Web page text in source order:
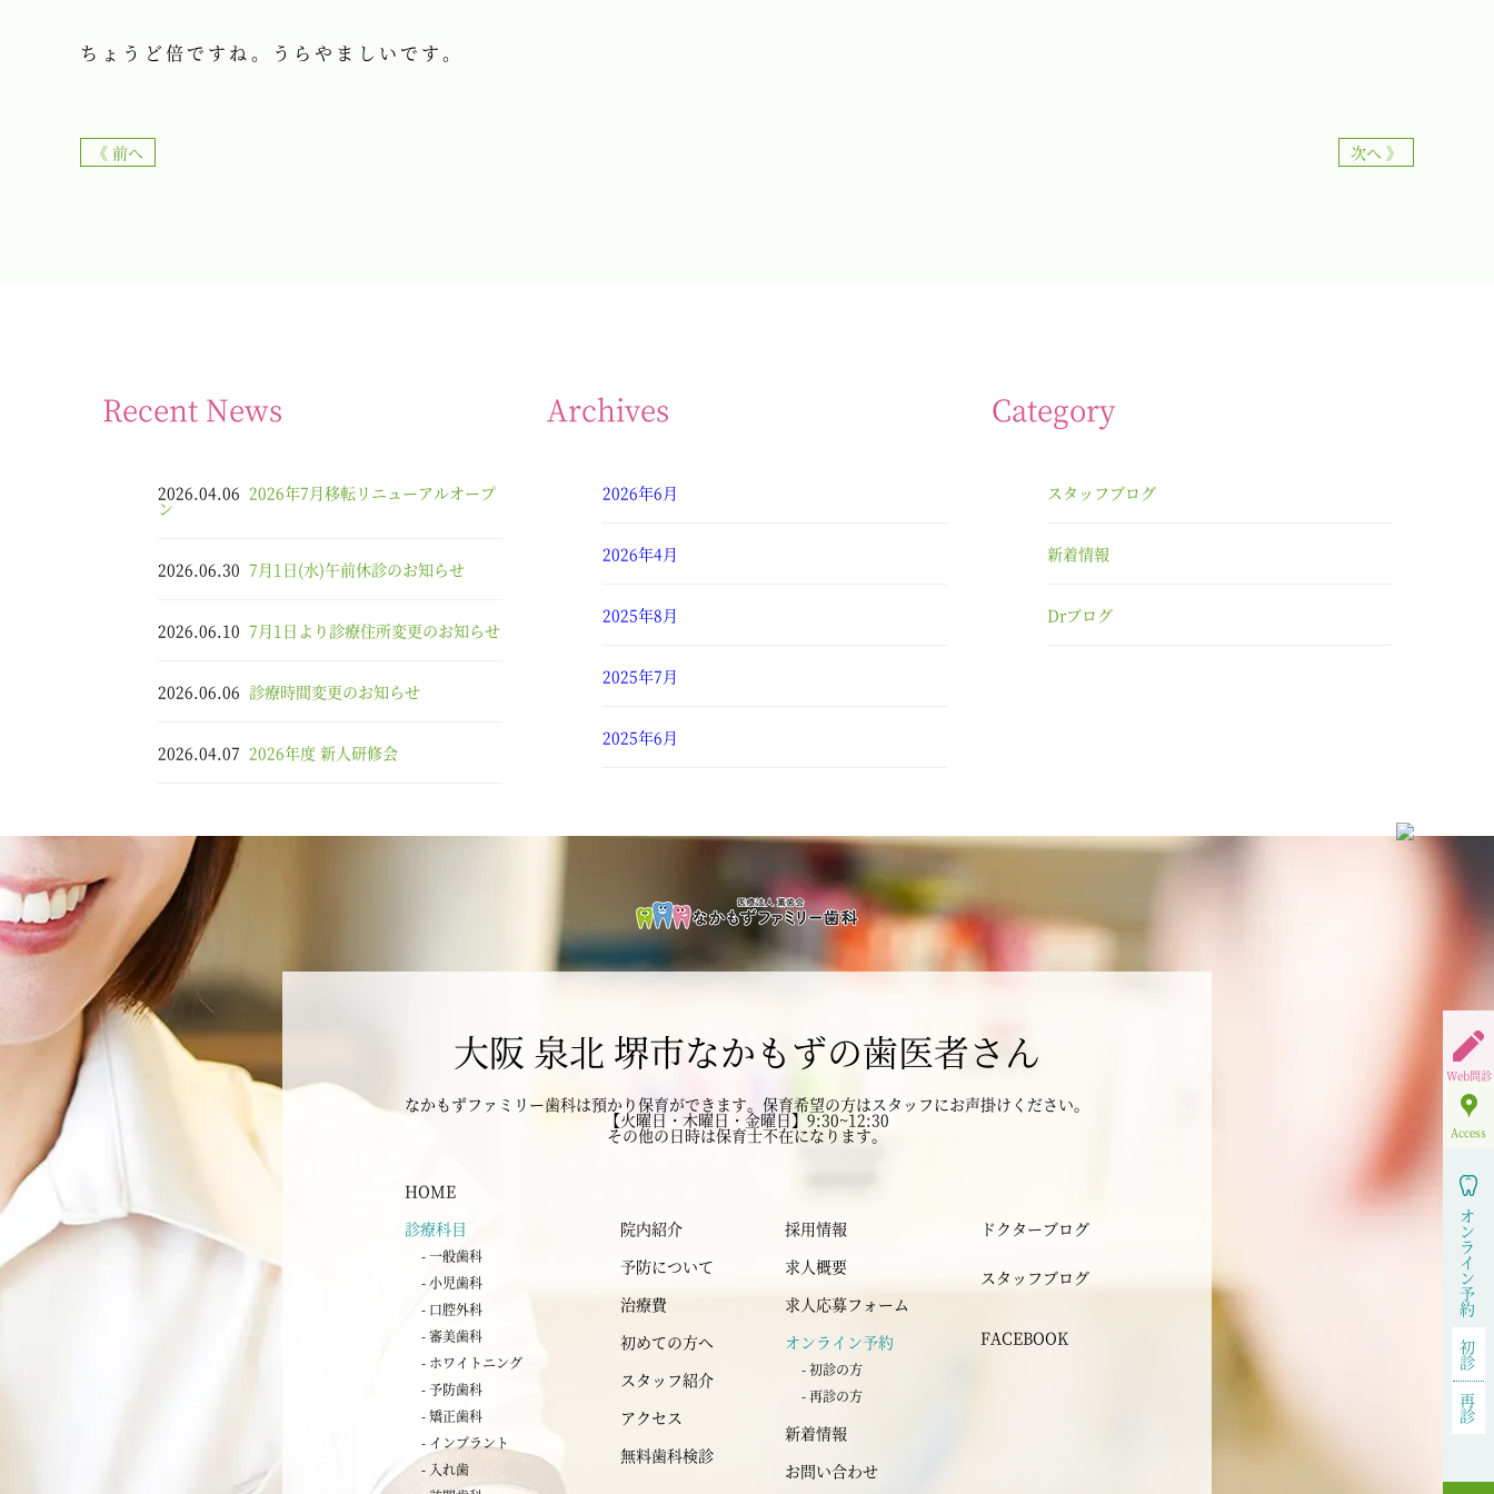
Web問診
Access
オ
ン
ラ
イ
ン
予
約
初
診
再
診
ちょうど倍ですね。うらやましいです。
《 前へ 次へ 》
Recent News
2026.04.06 2026年7月移転リニューアルオープ
ン
2026.06.30 7月1日(水)午前休診のお知らせ
2026.06.10 7月1日より診療住所変更のお知らせ
2026.06.06 診療時間変更のお知らせ
2026.04.07 2026年度 新人研修会
Archives
2026年6月
2026年4月
2025年8月
2025年7月
2025年6月
2025年2月
2024年12月
2024年11月
2024年9月
2024年7月
2024年6月
2024年5月
Category
スタッフブログ
新着情報
Drブログ
大阪 泉北 堺市なかもずの歯医者さん
なかもずファミリー歯科は預かり保育ができます。 保育希望の方はスタッフにお声掛けください。
【火曜日・木曜日・金曜日】9:30~12:30
その他の日時は保育士不在になります。
HOME
診療科目
- 一般歯科
- 小児歯科
- 口腔外科
- 審美歯科
- ホワイトニング
- 予防歯科
- 矯正歯科
- インプラント
- 入れ歯
院内紹介
予防について
治療費
初めての方へ
スタッフ紹介
アクセス
無料歯科検診
採用情報
求人概要
求人応募フォーム
オンライン予約
- 初診の方
- 再診の方
新着情報
お問い合わせ
ドクターブログ
スタッフブログ
FACEBOOK